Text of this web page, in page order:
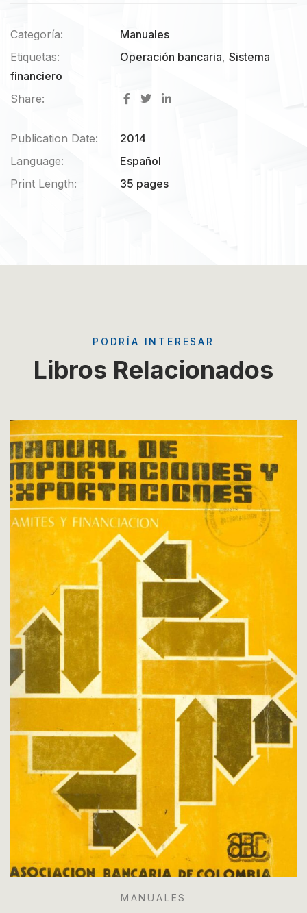
Categoría:
Manuales
Etiquetas:
Operación bancaria, Sistema
financiero
Share:
Publication Date:
2014
Language:
Español
Print Length:
35 pages
PODRÍA INTERESAR
Libros Relacionados
MANUALES